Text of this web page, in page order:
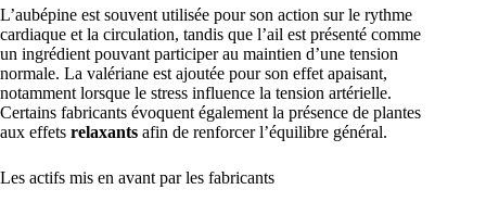
L’aubépine est souvent utilisée pour son action sur le rythme
cardiaque et la circulation, tandis que l’ail est présenté comme
un ingrédient pouvant participer au maintien d’une tension
normale. La valériane est ajoutée pour son effet apaisant,
notamment lorsque le stress influence la tension artérielle.
Certains fabricants évoquent également la présence de plantes
aux effets relaxants afin de renforcer l’équilibre général.
Les actifs mis en avant par les fabricants